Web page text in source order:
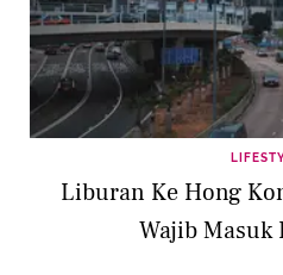
Liburan Ke Hong
Wajib Masuk